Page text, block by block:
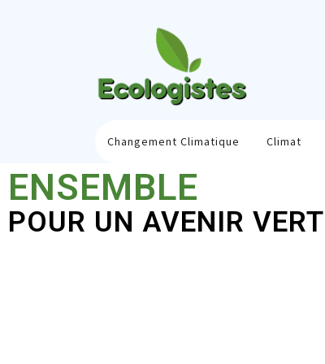
Changement Climatique Climat
ENSEMBLE
POUR UN AVENIR VERT